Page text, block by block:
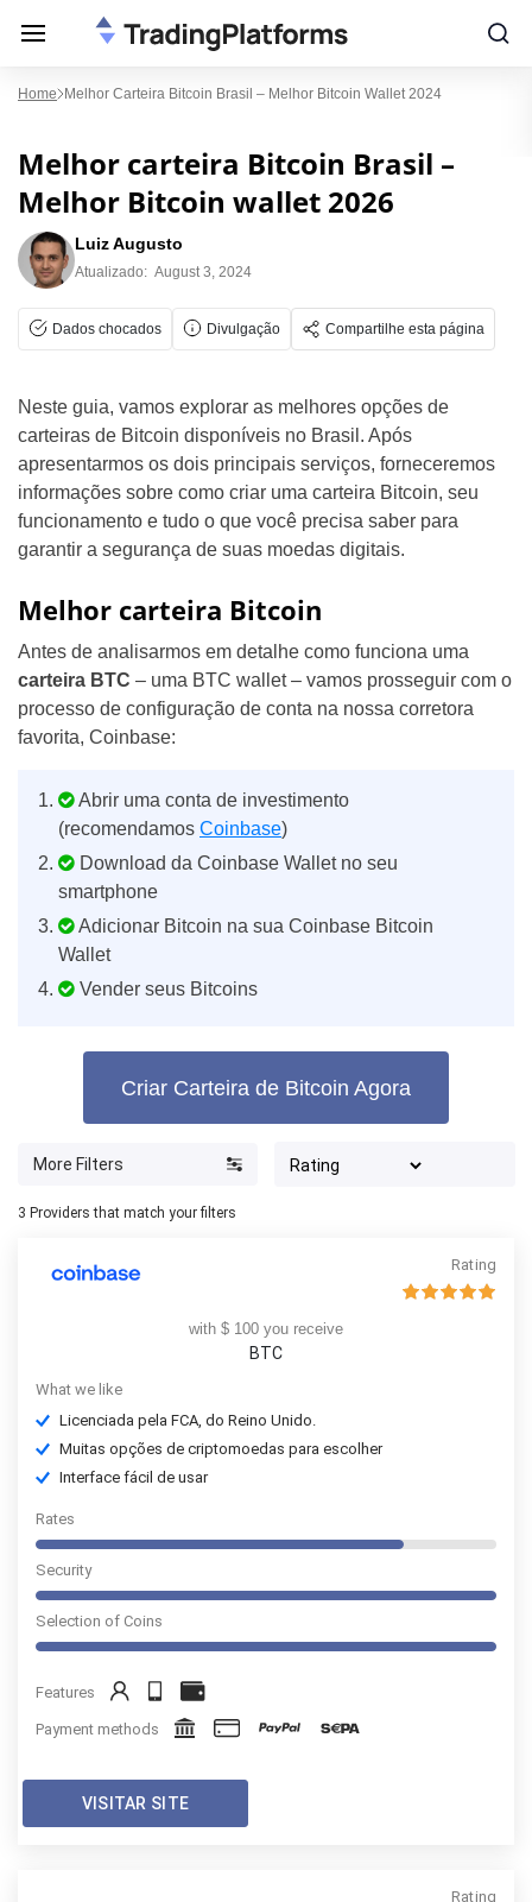
Home Melhor Carteira Bitcoin Brasil – Melhor Bitcoin Wallet 2024
Melhor carteira Bitcoin Brasil –
Melhor Bitcoin wallet 2026
Luiz Augusto
Atualizado: August 3, 2024
Dados chocados Divulgação Compartilhe esta página
Neste guia, vamos explorar as melhores opções de
carteiras de Bitcoin disponíveis no Brasil. Após
apresentarmos os dois principais serviços, forneceremos
informações sobre como criar uma carteira Bitcoin, seu
funcionamento e tudo o que você precisa saber para
garantir a segurança de suas moedas digitais.
Melhor carteira Bitcoin
Antes de analisarmos em detalhe como funciona uma
carteira BTC – uma BTC wallet – vamos prosseguir com o
processo de configuração de conta na nossa corretora
favorita, Coinbase:
Abrir uma conta de investimento
(recomendamos Coinbase)
Download da Coinbase Wallet no seu
smartphone
Adicionar Bitcoin na sua Coinbase Bitcoin
Wallet
Vender seus Bitcoins
Criar Carteira de Bitcoin Agora
More Filters
3 Providers that match your filters
Rating
with $ 100 you receive
BTC
What we like
Licenciada pela FCA, do Reino Unido.
Muitas opções de criptomoedas para escolher
Interface fácil de usar
Rates
Security
Selection of Coins
Features
Payment methods
VISITAR SITE
Rating